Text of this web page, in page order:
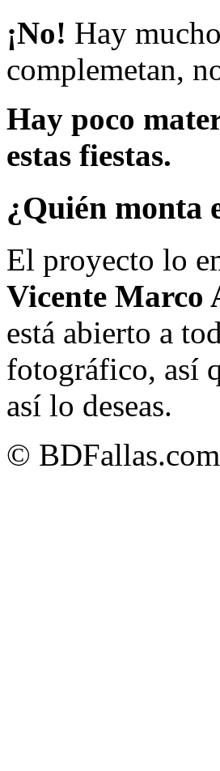
¡No! Hay
complemetan,
Hay poco
estas fiestas.
¿Quién monta
El proyecto lo
Vicente Marco
está abierto a
fotográfico, así
así lo deseas.
©